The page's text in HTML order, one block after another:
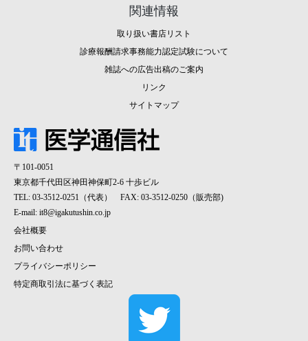
関連情報
取り扱い書店リスト
診療報酬請求事務能力認定試験について
雑誌への広告出稿のご案内
リンク
サイトマップ
〒101-0051
東京都千代田区神田神保町2-6 十歩ビル
TEL: 03-3512-0251（代表） FAX: 03-3512-0250（販売部)
E-mail: it8@igakutushin.co.jp
会社概要
お問い合わせ
プライバシーポリシー
特定商取引法に基づく表記